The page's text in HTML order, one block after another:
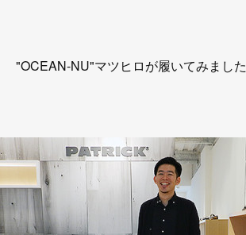
"OCEAN-NU"マツヒロが履いてみました